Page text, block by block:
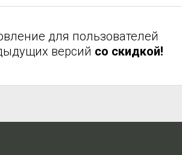
для пользователей
версий со скидкой!